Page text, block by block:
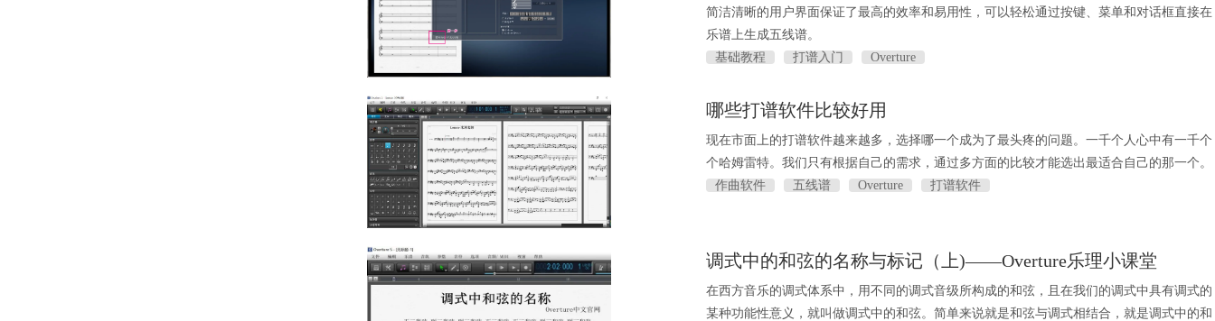
简洁清晰的用户界面保证了最高的效率和易用性，可以轻松通过按键、菜单和对话框直接在
乐谱上生成五线谱。
基础教程
打谱入门 Overture
哪些打谱软件比较好用
现在市面上的打谱软件越来越多，选择哪一个成为了最头疼的问题。一千个人心中有一千个
个哈姆雷特。我们只有根据自己的需求，通过多方面的比较才能选出最适合自己的那一个。
作曲软件
五线谱 Overture 打谱软件
调式中的和弦的名称与标记（上)——Overture乐理小课堂
在西方音乐的调式体系中，用不同的调式音级所构成的和弦，且在我们的调式中具有调式的
某种功能性意义，就叫做调式中的和弦。简单来说就是和弦与调式相结合，就是调式中的和